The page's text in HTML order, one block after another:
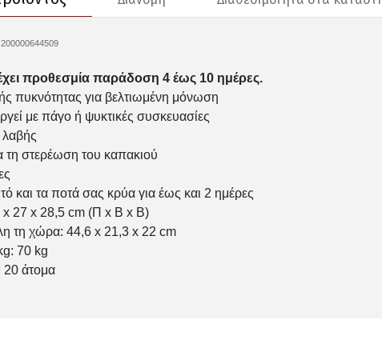
200000644509
προθεσμία παράδοση 4 έως 10 ημέρες.
πυκνότητας για βελτιωμένη μόνωση
με πάγο ή ψυκτικές συσκευασίες
τη στερέωση του καπακιού
και τα ποτά σας κρύα για έως και 2 ημέρες
x 27 x 28,5 cm (Π x Β x Β)
τη χώρα: 44,6 x 21,3 x 22 cm
70 kg
άτομα